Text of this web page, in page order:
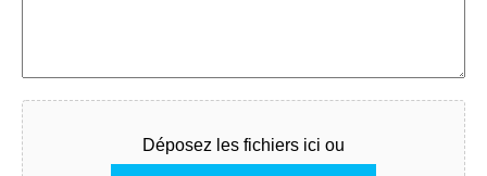
Fichier
Déposez les fichiers ici ou